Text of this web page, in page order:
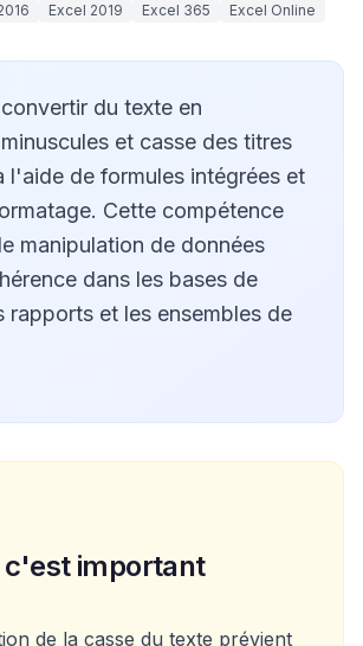
Excel 2019 Excel 365 Excel Online
du texte en
et casse des titres
l'aide de formules intégrées et
Cette compétence
manipulation de données
dans les bases de
rapports et les ensembles de
c'est important
de la casse du texte prévient